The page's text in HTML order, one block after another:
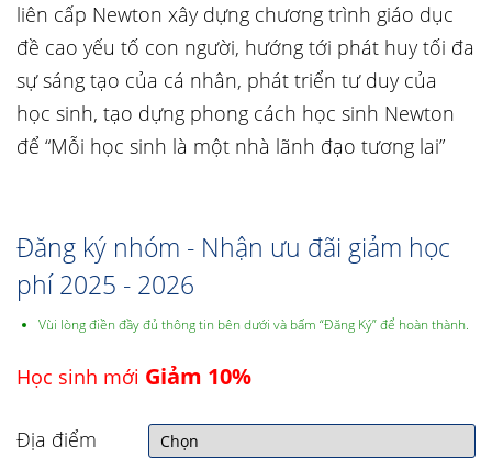
liên cấp Newton xây dựng chương trình giáo dục
đề cao yếu tố con người, hướng tới phát huy tối đa
sự sáng tạo của cá nhân, phát triển tư duy của
học sinh, tạo dựng phong cách học sinh Newton
để “Mỗi học sinh là một nhà lãnh đạo tương lai”
Đăng ký nhóm - Nhận ưu đãi giảm học
phí 2025 - 2026
Vùi lòng điền đầy đủ thông tin bên dưới và bấm “Đăng Ký” để hoàn thành.
Học sinh mới Giảm 10%
Địa điểm